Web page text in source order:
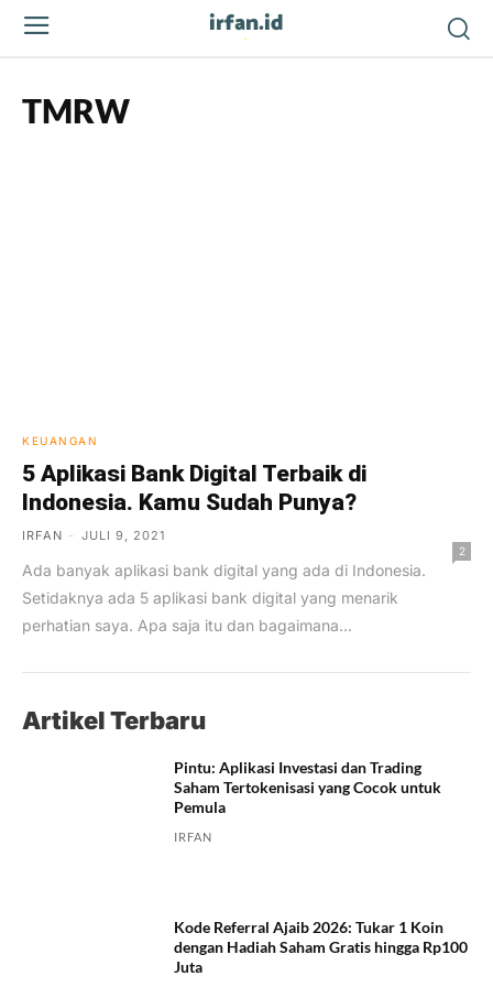
irfan.id
.
TMRW
KEUANGAN
5 Aplikasi Bank Digital Terbaik di
Indonesia. Kamu Sudah Punya?
IRFAN - JULI 9, 2021
2
Ada banyak aplikasi bank digital yang ada di Indonesia.
Setidaknya ada 5 aplikasi bank digital yang menarik
perhatian saya. Apa saja itu dan bagaimana...
Artikel Terbaru
Pintu: Aplikasi Investasi dan Trading
Saham Tertokenisasi yang Cocok untuk
Pemula
IRFAN
Kode Referral Ajaib 2026: Tukar 1 Koin
dengan Hadiah Saham Gratis hingga Rp100
Juta